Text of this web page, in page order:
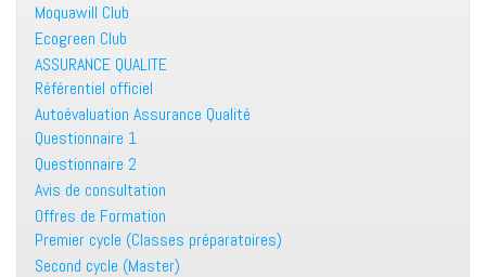
Moquawill Club
Ecogreen Club
ASSURANCE QUALITE
Référentiel officiel
Autoévaluation Assurance Qualité
Questionnaire 1
Questionnaire 2
Avis de consultation
Offres de Formation
Premier cycle (Classes préparatoires)
Second cycle (Master)